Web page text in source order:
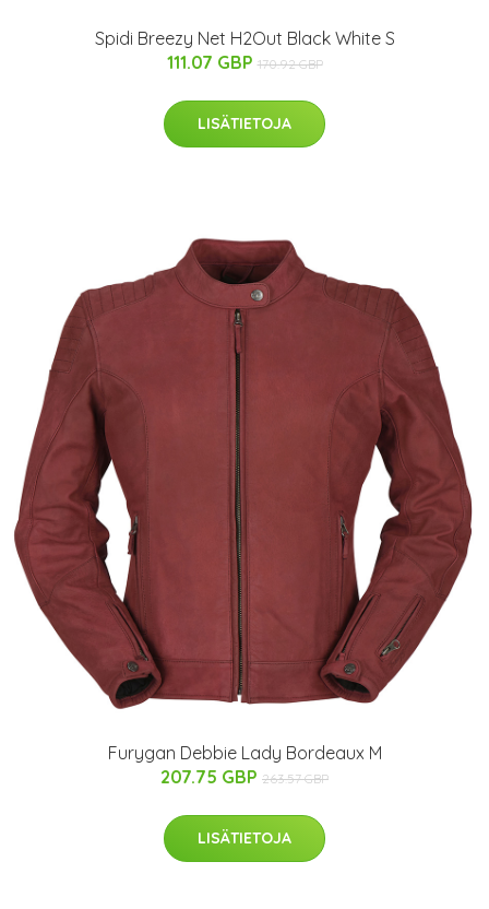
Spidi Breezy Net H2Out Black White S
111.07 GBP 170.92 GBP
LISÄTIETOJA
Furygan Debbie Lady Bordeaux M
207.75 GBP 263.57 GBP
LISÄTIETOJA